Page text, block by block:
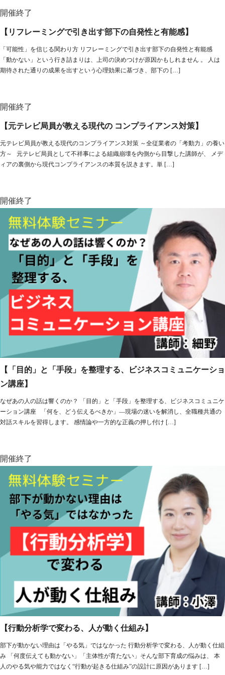
開催終了
【リフレーミングで引き出す部下の自発性と有能感】
「可能性」を信じる関わり方 リフレーミングで引き出す部下の自発性と有能感
「動かない」という行き詰まりは、上司の決めつけが原因かもしれません 。 人は
期待された通りの成果を出すという心理効果に基づき、部下の […]
開催終了
【元テレビ局員が教える現代の コンプライアンス対策】
元テレビ局員が教える現代のコンプライアンス対策 ～全従業者の「考動力」の養い
方～ 元テレビ局員として不祥事による組織崩壊を内側から目撃した講師が、 メデ
ィアの裏側から現代コンプライアンスの本質を説きます。単 […]
開催終了
【「目的」と「手段」を整理する、ビジネスコミュニケーショ
ン講座】
なぜあの人の話は響くのか？ 「目的」と「手段」を整理する、ビジネスコミュニケ
ーション講座 「何を、どう伝えるべきか」—現場の迷いを解消し、全職種共通の
対話スキルを習得します。 感情論や一方的な正義の押し付け […]
開催終了
【行動分析学で変わる、人が動く仕組み】
部下が動かない理由は「やる気」ではなかった 行動分析学で変わる、人が動く仕組
み 「何度伝えても動かない」「主体性が育たない」そんな部下育成の悩みは、 本
人のやる気や能力ではなく“行動が起きる仕組み”の設計に原因があります […]